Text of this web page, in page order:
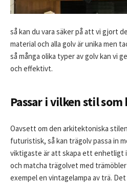
så kan du vara säker på att vi gjort
material och alla golv är unika men
så många olika typer av golv kan vi
och effektivt.
Passar i vilken stil som
Oavsett om den arkitektoniska
futuristisk, så kan trägolv passa in
viktigaste är att skapa ett enhetligt
och matcha trägolvet med
exempel en vintagelampa av trä.